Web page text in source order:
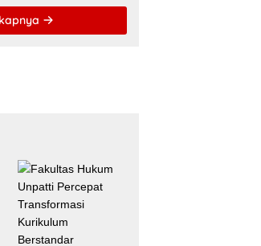
untuk Wujudkan
Pangan